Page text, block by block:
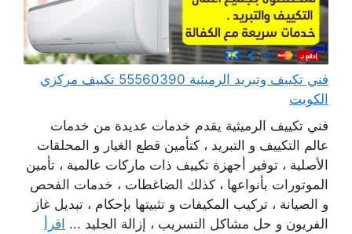
فني تكييف وتبريد الرميثية 55560390 تكييف مركزي
الكويت
فني تكييف الرميثية يقدم خدمات عديدة من خدمات
عالم التكييف و التبريد ، كتأمين قطع الغيار و المحلقات
الأصلية ، توفير أجهزة تكييف ذات ماركات عالمية ، تأمين
الموتورات بأنواعها ، كذلك الضاغطات ، خدمات الفحص
و الصيانة ، تركيب المكيفات و تثبيتها بإحكام ، تبديل غاز
الفريون و حل مشاكل التسريب ، إزالة الجليد ... اقرأ